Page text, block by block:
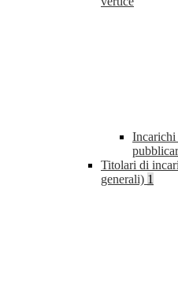
Incarichi
Titolari di
generali) 1